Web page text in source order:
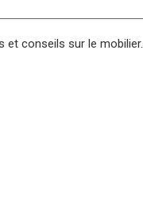
et conseils sur le mobilier.